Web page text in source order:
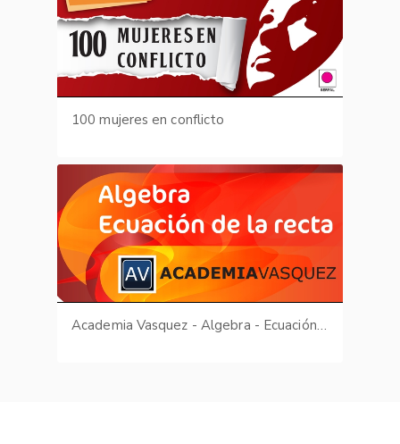
100 mujeres en conflicto
Academia Vasquez - Algebra - Ecuación de la recta